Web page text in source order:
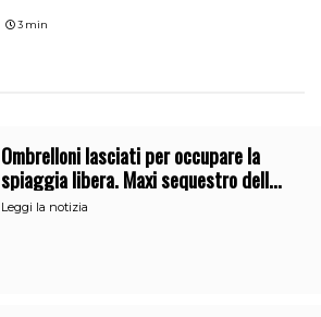
3 min
Ombrelloni lasciati per occupare la
spiaggia libera. Maxi sequestro della
Guardia Costiera
Leggi la notizia